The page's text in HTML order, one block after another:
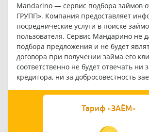
Mandarino — сервис подбора займов
ГРУПП». Компания предоставляет
посреднические услуги в поиске
пользователя. Сервис Мандарино не
подбора предложения и не будет
договора при получении займа его
соответственно не будет отвечать ни
кредитора, ни за добросовестность
Тариф «ЗАЁМ»